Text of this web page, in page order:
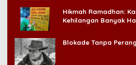
Hikmah Ramadhan:
Kehilangan Banyak
Blokade Tanpa